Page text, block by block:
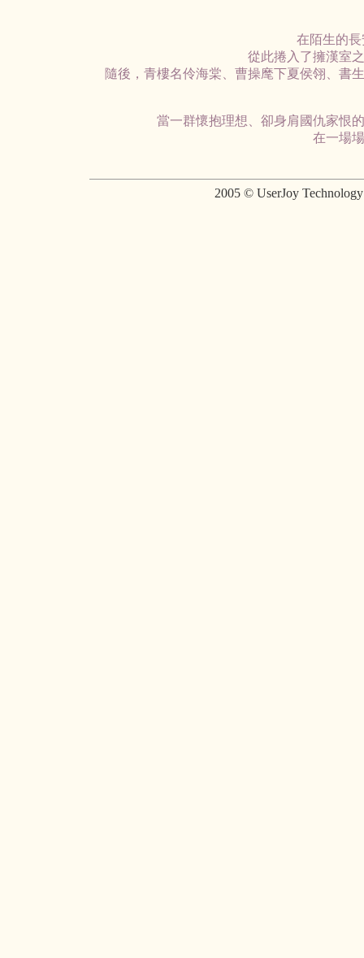
在陌生的
從此捲入了擁漢室
隨後，青樓名伶海棠、曹操麾下夏侯翎、書
當一群懷抱理想、卻身肩國仇家恨
在一場
2005 © UserJoy